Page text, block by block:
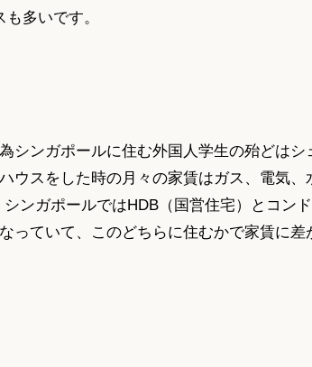
多いです。
シンガポールに住む外国人学生の殆どはシ
ウスをした時の月々の家賃はガス、電気、
ンガポールではHDB（国営住宅）とコンド
っていて、このどちらに住むかで家賃に差